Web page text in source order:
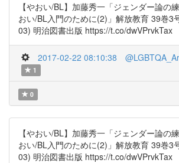
【やおい/BL】加藤秀一「ジェンダー論の
おい/BL入門のために(2)」解放教育 39巻3
03) 明治図書出版 https://t.co/dwVPrvkTax
2017-02-22 08:10:38
1
0
【やおい/BL】加藤秀一「ジェンダー論の
おい/BL入門のために(2)」解放教育 39巻3
03) 明治図書出版 https://t.co/dwVPrvkTax